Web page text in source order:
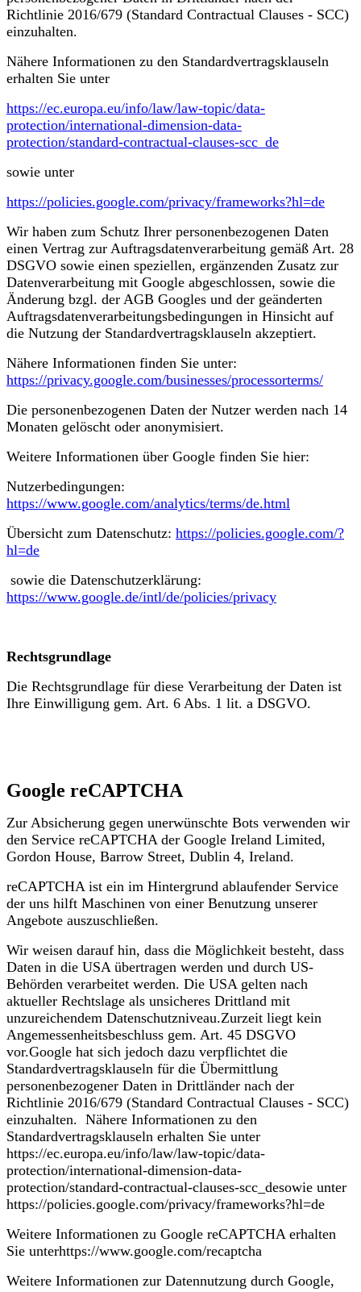
Richtlinie 2016/679 (Standard Contractual Clauses - SCC)
einzuhalten.
Nähere Informationen zu den Standardvertragsklauseln
erhalten Sie unter
https://ec.europa.eu/info/law/law-topic/data-
protection/international-dimension-data-
protection/standard-contractual-clauses-scc_de
sowie unter
https://policies.google.com/privacy/frameworks?hl=de
​Wir haben zum Schutz Ihrer personenbezogenen Daten
einen Vertrag zur Auftragsdatenverarbeitung gemäß Art. 28
DSGVO sowie einen speziellen, ergänzenden Zusatz zur
Datenverarbeitung mit Google abgeschlossen, sowie die
Änderung bzgl. der AGB Googles und der geänderten
Auftragsdatenverarbeitungsbedingungen in Hinsicht auf
die Nutzung der Standardvertragsklauseln akzeptiert.
Nähere Informationen finden Sie unter:
https://privacy.google.com/businesses/processorterms/
​Die personenbezogenen Daten der Nutzer werden nach 14
Monaten gelöscht oder anonymisiert.
Weitere Informationen über Google finden Sie hier:
Nutzerbedingungen:
https://www.google.com/analytics/terms/de.html
​​Übersicht zum Datenschutz: https://policies.google.com/?
hl=de
​ sowie die Datenschutzerklärung:
https://www.google.de/intl/de/policies/privacy
Rechtsgrundlage
Die Rechtsgrundlage für diese Verarbeitung der Daten ist
Ihre Einwilligung gem. Art. 6 Abs. 1 lit. a DSGVO.
Google reCAPTCHA
Zur Absicherung gegen unerwünschte Bots verwenden wir
den Service reCAPTCHA der Google Ireland Limited,
Gordon House, Barrow Street, Dublin 4, Ireland.
reCAPTCHA ist ein im Hintergrund ablaufender Service
der uns hilft Maschinen von einer Benutzung unserer
Angebote auszuschließen.
Wir weisen darauf hin, dass die Möglichkeit besteht, dass
Daten in die USA übertragen werden und durch US-
Behörden verarbeitet werden. Die USA gelten nach
aktueller Rechtslage als unsicheres Drittland mit
unzureichendem Datenschutzniveau.Zurzeit liegt kein
Angemessenheitsbeschluss gem. Art. 45 DSGVO
vor.Google hat sich jedoch dazu verpflichtet die
Standardvertragsklauseln für die Übermittlung
personenbezogener Daten in Drittländer nach der
Richtlinie 2016/679 (Standard Contractual Clauses - SCC)
einzuhalten. Nähere Informationen zu den
Standardvertragsklauseln erhalten Sie unter
https://ec.europa.eu/info/law/law-topic/data-
protection/international-dimension-data-
protection/standard-contractual-clauses-scc_desowie unter
https://policies.google.com/privacy/frameworks?hl=de
Weitere Informationen zu Google reCAPTCHA erhalten
Sie unterhttps://www.google.com/recaptcha
Weitere Informationen zur Datennutzung durch Google,